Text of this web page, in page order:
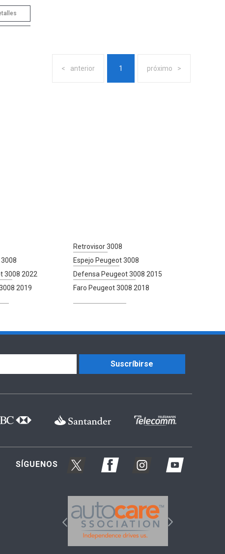
anterior 1 próximo
Retrovisor 3008
Espejo Peugeot 3008
3008 2022
Defensa Peugeot 3008 2015
2019 Faro Peugeot 3008 2018
Suscríbirse
SÍGUENOS